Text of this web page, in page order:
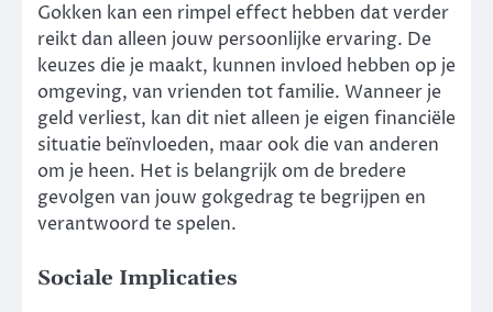
Gokken kan een rimpel effect hebben dat verder
reikt dan alleen jouw persoonlijke ervaring. De
keuzes die je maakt, kunnen invloed hebben op je
omgeving, van vrienden tot familie. Wanneer je
geld verliest, kan dit niet alleen je eigen financiële
situatie beïnvloeden, maar ook die van anderen
om je heen. Het is belangrijk om de bredere
gevolgen van jouw gokgedrag te begrijpen en
verantwoord te spelen.
Sociale Implicaties